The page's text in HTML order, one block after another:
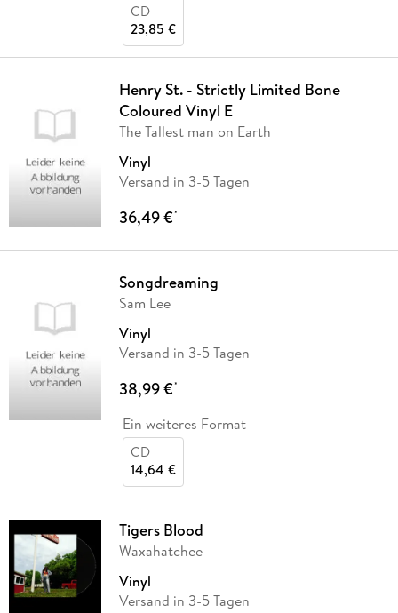
CD
23,85 €
Henry St. - Strictly Limited Bone
Coloured Vinyl E
The Tallest man on Earth
Vinyl
Versand in 3-5 Tagen
36,49 €*
Songdreaming
Sam Lee
Vinyl
Versand in 3-5 Tagen
38,99 €*
Ein weiteres Format
CD
14,64 €
Tigers Blood
Waxahatchee
Vinyl
Versand in 3-5 Tagen